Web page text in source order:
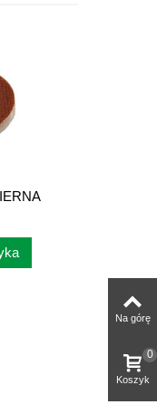
Na górę
Koszyk
0